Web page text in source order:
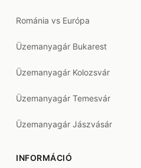
Románia vs Európa
Üzemanyagár Bukarest
Üzemanyagár Kolozsvár
Üzemanyagár Temesvár
Üzemanyagár Jászvásár
INFORMÁCIÓ